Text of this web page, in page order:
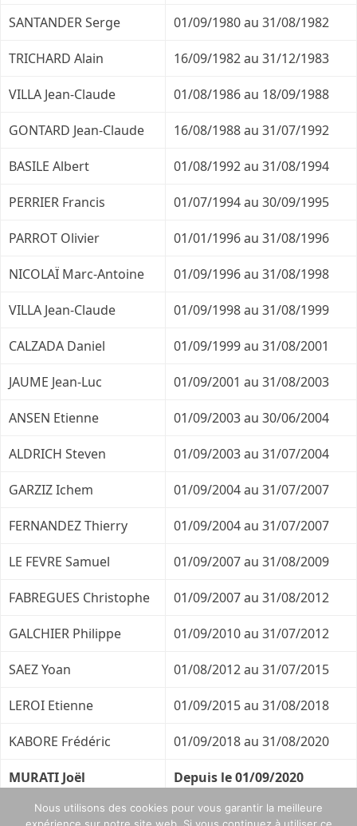
SANTANDER Serge 01/09/1980 au 31/08/1982
TRICHARD Alain 16/09/1982 au 31/12/1983
VILLA Jean-Claude 01/08/1986 au 18/09/1988
GONTARD Jean-Claude 16/08/1988 au 31/07/1992
BASILE Albert 01/08/1992 au 31/08/1994
PERRIER Francis 01/07/1994 au 30/09/1995
PARROT Olivier 01/01/1996 au 31/08/1996
NICOLAÏ Marc-Antoine 01/09/1996 au 31/08/1998
VILLA Jean-Claude 01/09/1998 au 31/08/1999
CALZADA Daniel 01/09/1999 au 31/08/2001
JAUME Jean-Luc 01/09/2001 au 31/08/2003
ANSEN Etienne 01/09/2003 au 30/06/2004
ALDRICH Steven 01/09/2003 au 31/07/2004
GARZIZ Ichem 01/09/2004 au 31/07/2007
FERNANDEZ Thierry 01/09/2004 au 31/07/2007
LE FEVRE Samuel 01/09/2007 au 31/08/2009
FABREGUES Christophe 01/09/2007 au 31/08/2012
GALCHIER Philippe 01/09/2010 au 31/07/2012
SAEZ Yoan 01/08/2012 au 31/07/2015
LEROI Etienne 01/09/2015 au 31/08/2018
KABORE Frédéric 01/09/2018 au 31/08/2020
MURATI Joël Depuis le 01/09/2020
Nous utilisons des cookies pour vous garantir la meilleure